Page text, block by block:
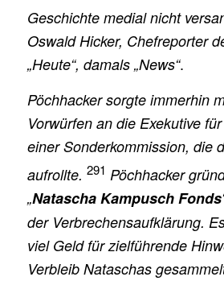
Geschichte medial nicht
Oswald Hicker, Chefreporter
„Heute“, damals „News“.
Pöchhacker sorgte immerhin
Vorwürfen an die Exekutive
einer Sonderkommission, die
aufrollte. 291 Pöchhacker
„Natascha Kampusch Fonds
der Verbrechensaufklärung.
viel Geld für zielführende
Verbleib Nataschas